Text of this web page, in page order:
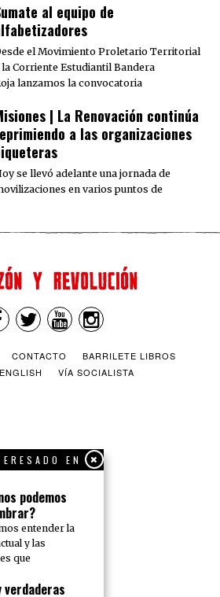
al equipo de
el Movimiento Proletario Territorial
la Corriente Estudiantil Bandera
lanzamos la convocatoria
| La Renovación continúa
a las organizaciones
se llevó adelante una jornada de
en varios puntos de
CONTACTO
BARRILETE LIBROS
ENGLISH VÍA SOCIALISTA
EN
podemos
entender la
y las
que
verdaderas